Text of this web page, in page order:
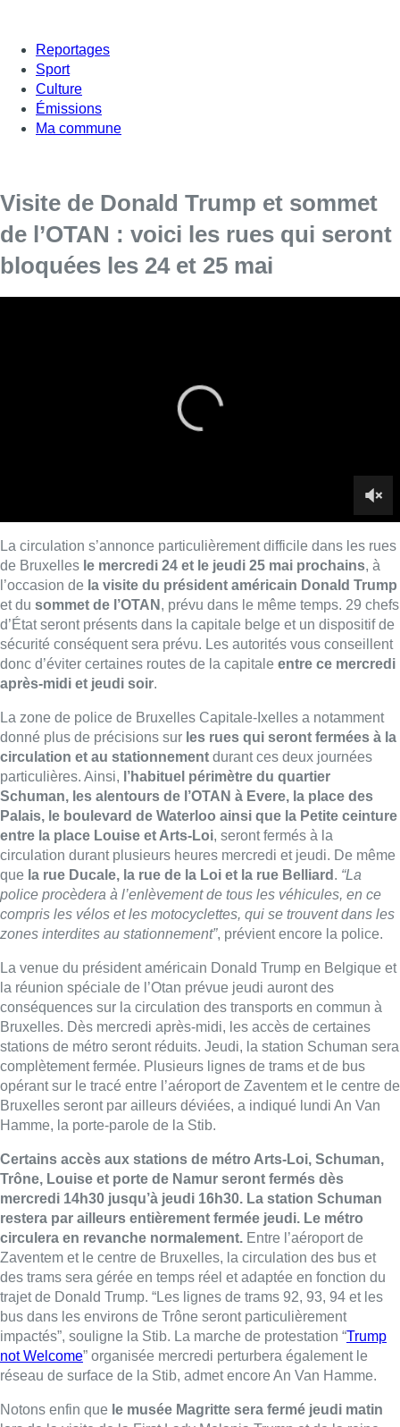
Reportages
Sport
Culture
Émissions
Ma commune
Visite de Donald Trump et sommet
de l’OTAN : voici les rues qui seront
bloquées les 24 et 25 mai
d’État seront présents dans la capitale belge et un dispositif de
sécurité conséquent sera prévu. Les autorités vous conseillent
donc d’éviter certaines routes de la capitale
La zone de police de Bruxelles Capitale-Ixelles a notamment
les rues qui seront fermées à la
durant ces deux journées
particulières. Ainsi,
l’habituel périmètre du quartier
Schuman, les alentours de l’OTAN à Evere, la place des
Palais, le boulevard de Waterloo ainsi que la Petite ceinture
entre la place Louise et Arts-Loi, seront fermés à la
circulation durant plusieurs heures mercredi et jeudi. De même
que
la rue Ducale, la rue de la Loi et la rue Belliard .
police procèdera à l’enlèvement de tous les véhicules, en ce
compris les vélos et les motocyclettes, qui se trouvent dans les
zones interdites au stationnement”
La venue du président américain Donald Trump en Belgique et
la réunion spéciale de l’Otan prévue jeudi auront des
conséquences sur la circulation des transports en commun à
Bruxelles. Dès mercredi après-midi, les accès de certaines
stations de
métro
seront réduits. Jeudi, la station Schuman sera
complètement fermée. Plusieurs lignes de trams et de bus
opérant sur le tracé entre l’aéroport de Zaventem et le centre de
Bruxelles seront par ailleurs déviées, a indiqué lundi An Van
Hamme, la porte-parole de la Stib.
Certains accès aux stations demétroArts-Loi, Schuman,
Trône, Louise et porte de Namur seront fermés dès
mercredi 14h30 jusqu’à jeudi 16h30. La station Schuman
restera par ailleurs entièrement fermée jeudi. Le
métro
circulera en revanche normalement.
Zaventem et le centre de Bruxelles, la circulation des bus et
des trams sera gérée en temps réel et adaptée en fonction du
trajet de Donald Trump. “Les lignes de trams 92, 93, 94 et les
bus dans les environs de Trône seront particulièrement
impactés”, souligne la Stib. La marche de protestation “
Trump
not Welcome
” organisée mercredi perturbera également le
réseau de surface de la Stib, admet encore An Van Hamme.
Notons enfin que
le musée Magritte sera fermé jeudi matin
lors de la visite de la First Lady Melania Trump et de la reine
(Gr.I. avec Belga, photo Belga)
Charles Michel rencontrera Donald Trump au Palais
Royal le 24 mai